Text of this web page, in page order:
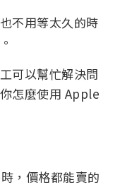
不用等太久的時
可以幫忙解決問
怎麼使用 Apple
，價格都能賣的